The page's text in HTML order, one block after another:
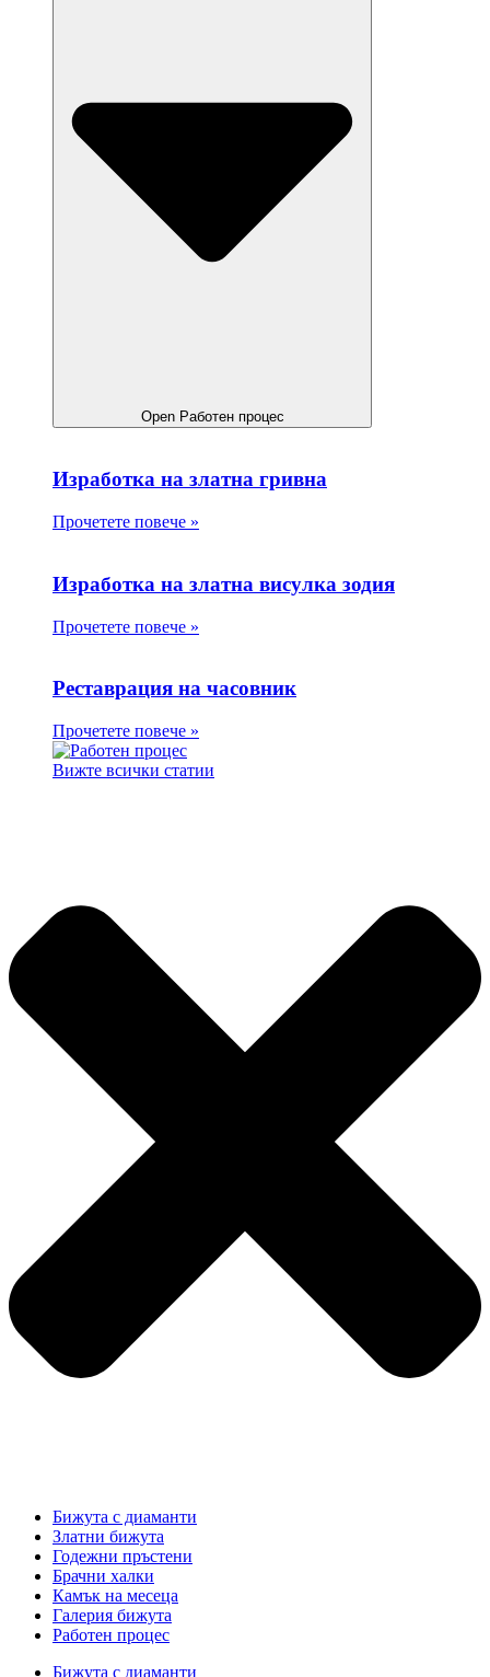
Open Работен процес
Изработка на златна гривна
Прочетете повече »
Изработка на златна висулка зодия
Прочетете повече »
Реставрация на часовник
Прочетете повече »
Вижте всички статии
Бижута с диаманти
Златни бижута
Годежни пръстени
Брачни халки
Камък на месеца
Галерия бижута
Работен процес
Бижута с диаманти